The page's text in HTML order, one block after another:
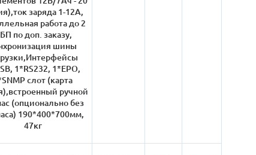
заряда 1-12А,
работа до 2
по доп. заказу,
шины
1*RS232, 1*EPO,
слот (карта
ручной
(опционально без
190*400*700мм,
47кг